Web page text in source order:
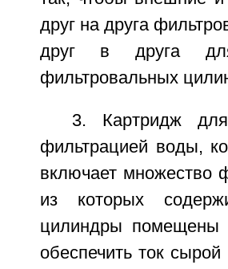
друг на друга
друг в друга для
фильтровальных
3. Картридж для
фильтрацией воды,
включает множество
из которых
цилиндры помещены
обеспечить ток